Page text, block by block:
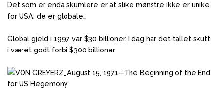
Det som er enda skumlere er at slike mønstre ikke er unike
for USA; de er globale…
Global gjeld i 1997 var $30 billioner. I dag har det tallet skutt
i været godt forbi $300 billioner.